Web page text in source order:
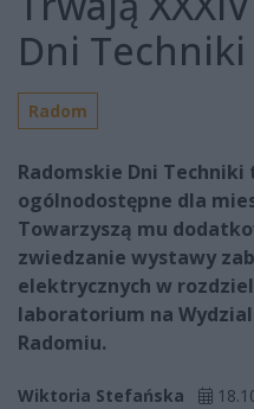
Dni Techniki
Radom
Radomskie Dni
ogólnodostępne dla
Towarzyszą mu
zwiedzanie wystawy
elektrycznych w
laboratorium na
Radomiu.
Wiktoria Stefańska